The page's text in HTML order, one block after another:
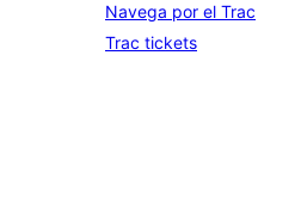
Navega por el Trac
Trac tickets